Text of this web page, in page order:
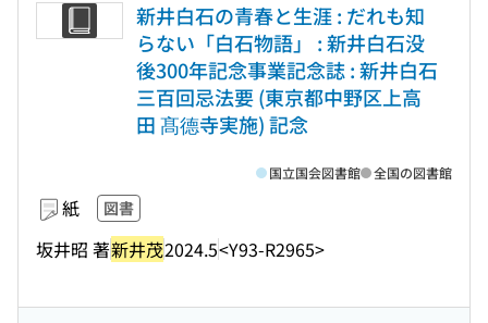
新井白石の青春と生涯 : だれも知
らない「白石物語」 : 新井白石没
後300年記念事業記念誌 : 新井白石
三百回忌法要 (東京都中野区上高
田 髙德寺実施) 記念
紙 図書
坂井昭 著新井茂2024.5<Y93-R2965>
国立国会図書館 全国の図書館